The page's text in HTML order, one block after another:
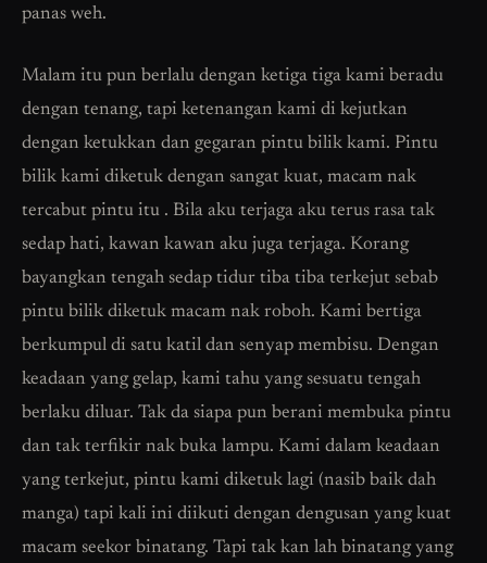
panas weh.
Malam itu pun berlalu dengan ketiga tiga kami beradu
dengan tenang, tapi ketenangan kami di kejutkan
dengan ketukkan dan gegaran pintu bilik kami. Pintu
bilik kami diketuk dengan sangat kuat, macam nak
tercabut pintu itu . Bila aku terjaga aku terus rasa tak
sedap hati, kawan kawan aku juga terjaga. Korang
bayangkan tengah sedap tidur tiba tiba terkejut sebab
pintu bilik diketuk macam nak roboh. Kami bertiga
berkumpul di satu katil dan senyap membisu. Dengan
keadaan yang gelap, kami tahu yang sesuatu tengah
berlaku diluar. Tak da siapa pun berani membuka pintu
dan tak terfikir nak buka lampu. Kami dalam keadaan
yang terkejut, pintu kami diketuk lagi (nasib baik dah
manga) tapi kali ini diikuti dengan dengusan yang kuat
macam seekor binatang. Tapi tak kan lah binatang yang